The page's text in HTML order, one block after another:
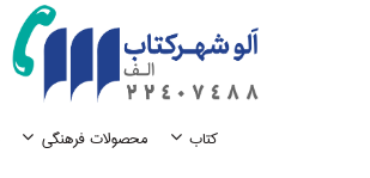
كتاب محصولات فرهنگي